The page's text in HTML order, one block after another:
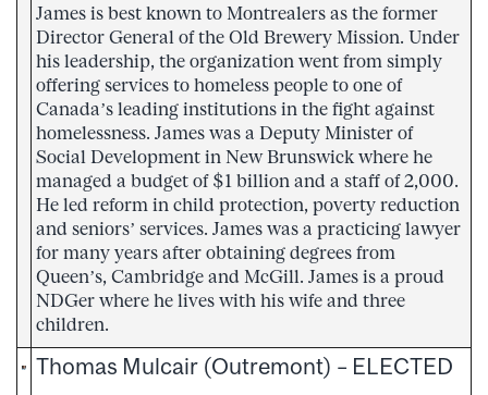
James is best known to Montrealers as the former
Director General of the Old Brewery Mission. Under
his leadership, the organization went from simply
offering services to homeless people to one of
Canada’s leading institutions in the fight against
homelessness. James was a Deputy Minister of
Social Development in New Brunswick where he
managed a budget of $1 billion and a staff of 2,000.
He led reform in child protection, poverty reduction
and seniors’ services. James was a practicing lawyer
for many years after obtaining degrees from
Queen’s, Cambridge and McGill. James is a proud
NDGer where he lives with his wife and three
children.
Thomas Mulcair (Outremont) – ELECTED